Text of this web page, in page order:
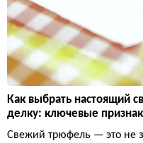
Как выбрать настоящий
делку: ключевые
Свежий трюфель — это не